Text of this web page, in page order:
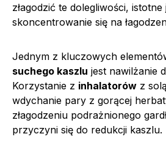
złagodzić te dolegliwości, istotne
skoncentrowanie się na
Jednym z kluczowych
suchego kaszlu jest nawilżanie
Korzystanie z inhalatorów z
wdychanie pary z gorącej
złagodzeniu podrażnionego
przyczyni się do redukcji kaszlu.